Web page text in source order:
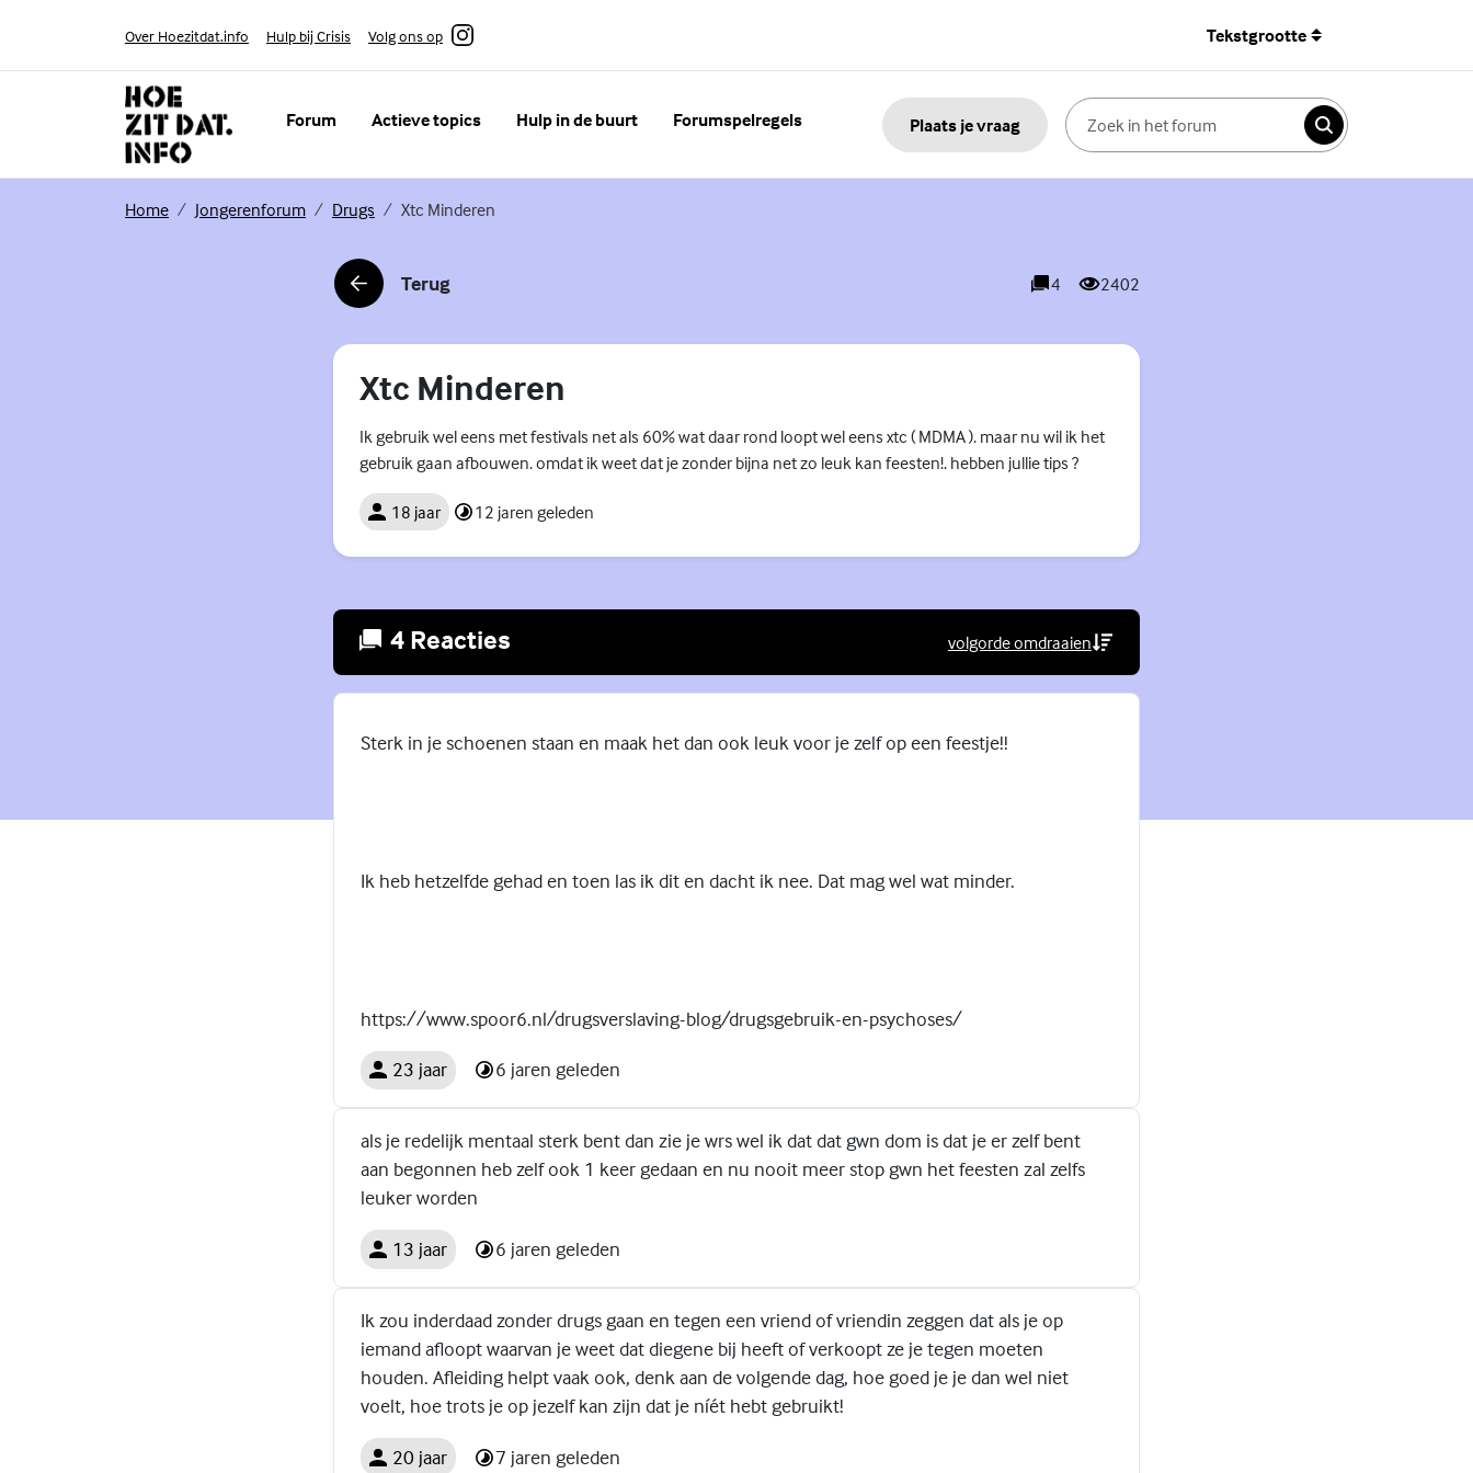
Over Hoezitdat.info Hulp bij Crisis Volg ons op
Instagram Tekstgrootte
Forum Actieve topics Hulp in de buurt Forumspelregels Plaats je vraag
Zoeken
Home(Externe link)
Jongerenforum(Externe link)
Drugs (Externe link)
Xtc Minderen
Terug
(Externe link) 4
reacties
2402
weergaves
Xtc Minderen
Ik gebruik wel eens met festivals net als 60% wat daar rond loopt wel eens xtc ( MDMA ). maar nu wil ik het
gebruik gaan afbouwen. omdat ik weet dat je zonder bijna net zo leuk kan feesten!. hebben jullie tips ?
18 jaar 12 jaren geleden
4 Reacties volgorde omdraaien
(Externe link)
Sterk in je schoenen staan en maak het dan ook leuk voor je zelf op een feestje!!
Ik heb hetzelfde gehad en toen las ik dit en dacht ik nee. Dat mag wel wat minder.
https://www.spoor6.nl/drugsverslaving-blog/drugsgebruik-en-psychoses/
23 jaar 6 jaren geleden
als je redelijk mentaal sterk bent dan zie je wrs wel ik dat dat gwn dom is dat je er zelf bent
aan begonnen heb zelf ook 1 keer gedaan en nu nooit meer stop gwn het feesten zal zelfs
leuker worden
13 jaar 6 jaren geleden
Ik zou inderdaad zonder drugs gaan en tegen een vriend of vriendin zeggen dat als je op
iemand afloopt waarvan je weet dat diegene bij heeft of verkoopt ze je tegen moeten
houden. Afleiding helpt vaak ook, denk aan de volgende dag, hoe goed je je dan wel niet
voelt, hoe trots je op jezelf kan zijn dat je níét hebt gebruikt!
20 jaar 7 jaren geleden